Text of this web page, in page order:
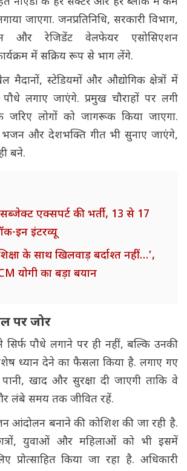
जाएगा. जनप्रतिनिधि, सरकारी विभाग,
और रेजिडेंट वेलफेयर एसोसिएशन
में सक्रिय रूप से भाग लेंगे.
स्टेडियमों और औद्योगिक क्षेत्रों में
लगाए जाएंगे. प्रमुख चौराहों पर लगी
जरिए लोगों को जागरूक किया जाएगा.
भजन और देशभक्ति गीत भी सुनाए जाएंगे,
बने.
एक्सपर्ट की भर्ती, 13 से 17
इन इंटरव्यू
के साथ खिलवाड़ बर्दाश्त नहीं…’,
योगी का बड़ा बयान
पर जोर
सिर्फ पौधे लगाने पर ही नहीं, बल्कि उनकी
ध्यान देने का फैसला किया है. लगाए गए
खाद और सुरक्षा दी जाएगी ताकि वे
लंबे समय तक जीवित रहें.
आंदोलन बनाने की कोशिश की जा रही है.
युवाओं और महिलाओं को भी इसमें
प्रोत्साहित किया जा रहा है. अधिकारी